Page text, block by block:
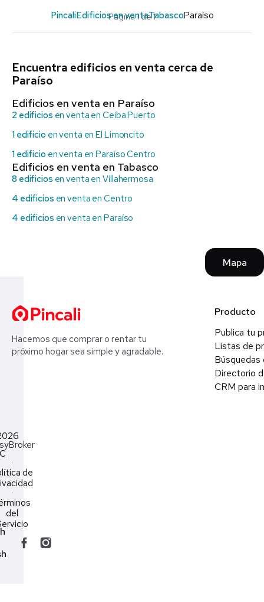
Página 1 de 1
PincaliEdificios en ventaTabascoParaíso
Encuentra edificios en venta cerca de
Paraíso
Edificios en venta en Paraíso
2 edificios en venta en Ceiba Puerto
1 edificio en venta en El Limoncito
1 edificio en venta en Paraíso Centro
Edificios en venta en Tabasco
8 edificios en venta en Villahermosa
4 edificios en venta en Centro
4 edificios en venta en Paraíso
Mapa
Hacemos que comprar o rentar tu
próximo hogar sea simple y agradable.
Producto
Publica tu
Listas de
Búsquedas
Directorio
CRM para
·
de
·
del